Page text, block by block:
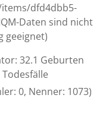
dfd4dbb5-
Daten sind nicht
geeignet)
32.1 Geburten
0, Nenner: 1073)